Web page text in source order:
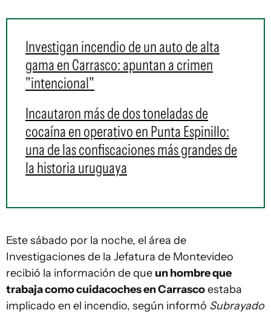
Investigan incendio de un auto de alta
gama en Carrasco: apuntan a crimen
"intencional"
Incautaron más de dos toneladas de
cocaína en operativo en Punta Espinillo:
una de las confiscaciones más grandes de
la historia uruguaya
Este sábado por la noche, el área de
Investigaciones de la Jefatura de Montevideo
recibió la información de que un hombre que
trabaja como cuidacoches en Carrascoestaba
implicado en el incendio, según informó Subrayado